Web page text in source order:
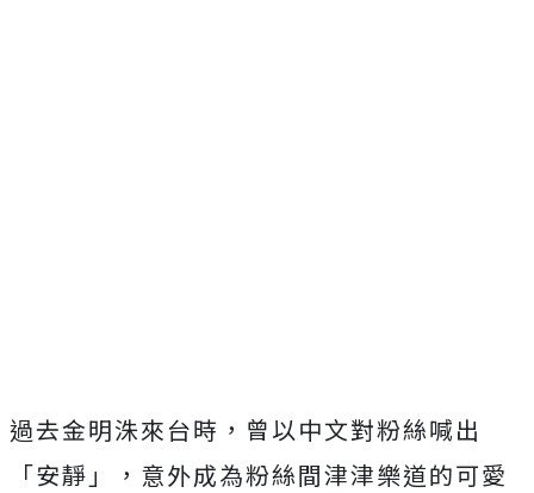
過去金明洙來台時，曾以中文對粉絲喊出
「安靜」， 意外成為粉絲間津津樂道的可愛